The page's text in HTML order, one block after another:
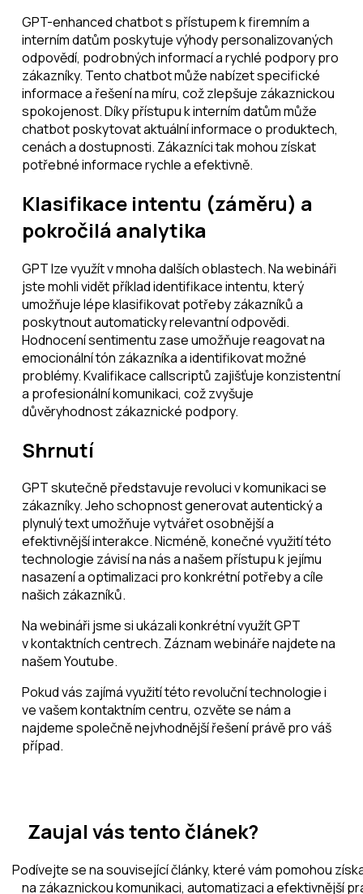
GPT-enhanced chatbot s přístupem k firemním a
interním datům poskytuje výhody personalizovaných
odpovědí, podrobných informací a rychlé podpory pro
zákazníky. Tento chatbot může nabízet specifické
informace a řešení na míru, což zlepšuje zákaznickou
spokojenost. Díky přístupu k interním datům může
chatbot poskytovat aktuální informace o produktech,
cenách a dostupnosti. Zákazníci tak mohou získat
potřebné informace rychle a efektivně.
Klasifikace intentu (záměru) a
pokročilá analytika
GPT lze využít v mnoha dalších oblastech. Na webináři
jste mohli vidět příklad identifikace intentu, který
umožňuje lépe klasifikovat potřeby zákazníků a
poskytnout automaticky relevantní odpovědi.
Hodnocení sentimentu zase umožňuje reagovat na
emocionální tón zákazníka a identifikovat možné
problémy. Kvalifikace callscriptů zajišťuje konzistentní
a profesionální komunikaci, což zvyšuje
důvěryhodnost zákaznické podpory.
Shrnutí
GPT skutečně představuje revoluci v komunikaci se
zákazníky. Jeho schopnost generovat autentický a
plynulý text umožňuje vytvářet osobnější a
efektivnější interakce. Nicméně, konečné využití této
technologie závisí na nás a našem přístupu k jejímu
nasazení a optimalizaci pro konkrétní potřeby a cíle
našich zákazníků.
Na webináři jsme si ukázali konkrétní využít GPT
v kontaktních centrech. Záznam webináře najdete na
našem Youtube.
Pokud vás zajímá využití této revoluční technologie i
ve vašem kontaktním centru, ozvěte se nám a
najdeme společně nejvhodnější řešení právě pro váš
případ.
Zaujal vás tento článek?
Podívejte se na související články, které vám pomohou
na zákaznickou komunikaci, automatizaci a efektivnější